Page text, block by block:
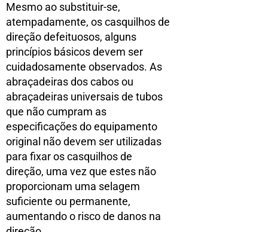
Mesmo ao substituir-se,
atempadamente, os casquilhos de
direção defeituosos, alguns
princípios básicos devem ser
cuidadosamente observados. As
abraçadeiras dos cabos ou
abraçadeiras universais de tubos
que não cumpram as
especificações do equipamento
original não devem ser utilizadas
para fixar os casquilhos de
direção, uma vez que estes não
proporcionam uma selagem
suficiente ou permanente,
aumentando o risco de danos na